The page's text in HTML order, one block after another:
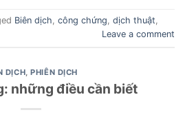
Biên dịch, công chứng, dịch thuật,
Leave a comment
DỊCH,PHIÊN DỊCH
những điều cần biết